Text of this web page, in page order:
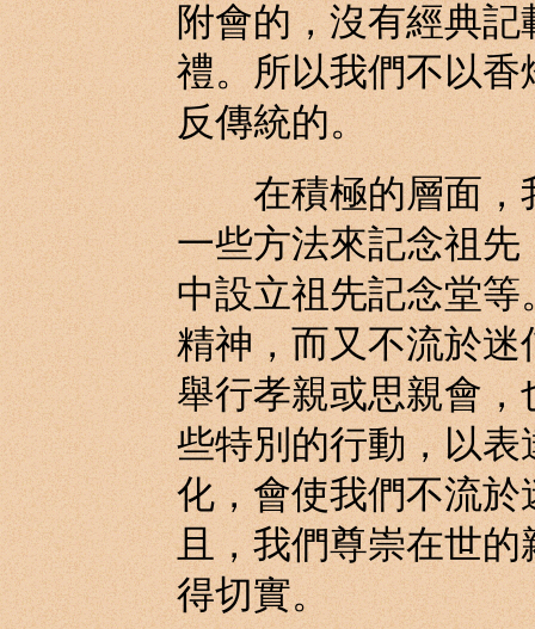
附會的，沒有經典
禮。所以我們不以
反傳統的。
在積極的層面，我
一些方法來記念祖
中設立祖先記念堂
精神，而又不流於
舉行孝親或思親會
些特別的行動，以
化，會使我們不流
且，我們尊崇在世
得切實。